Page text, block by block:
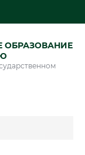
ОБРАЗОВАНИЕ